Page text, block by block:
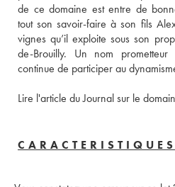
de ce domaine est entre de
tout son savoir-faire à son fils
vignes qu’il exploite sous son
de-Brouilly. Un nom
continue de participer au
Lire l'article du Journal sur le